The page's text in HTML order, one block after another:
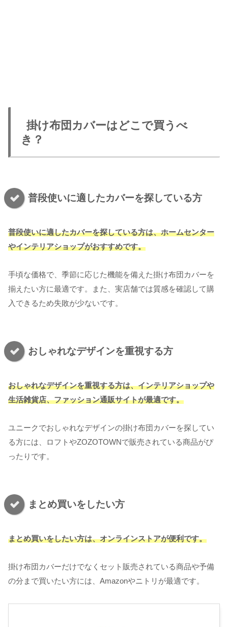
掛け布団カバーはどこで買うべ
き？
普段使いに適したカバーを探している方
普段使いに適したカバーを探している方は、ホームセンター
やインテリアショップがおすすめです。
手頃な価格で、季節に応じた機能を備えた掛け布団カバーを
揃えたい方に最適です。また、実店舗では質感を確認して購
入できるため失敗が少ないです。
おしゃれなデザインを重視する方
おしゃれなデザインを重視する方は、インテリアショップや
生活雑貨店、ファッション通販サイトが最適です。
ユニークでおしゃれなデザインの掛け布団カバーを探してい
る方には、ロフトやZOZOTOWNで販売されている商品がぴ
ったりです。
まとめ買いをしたい方
まとめ買いをしたい方は、オンラインストアが便利です。
掛け布団カバーだけでなくセット販売されている商品や予備
の分まで買いたい方には、Amazonやニトリが最適です。